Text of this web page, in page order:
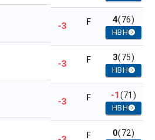
-3 F 4(76)
HBH
-3 F 3(75)
HBH
-3 F -1(71)
HBH
F 0(72)